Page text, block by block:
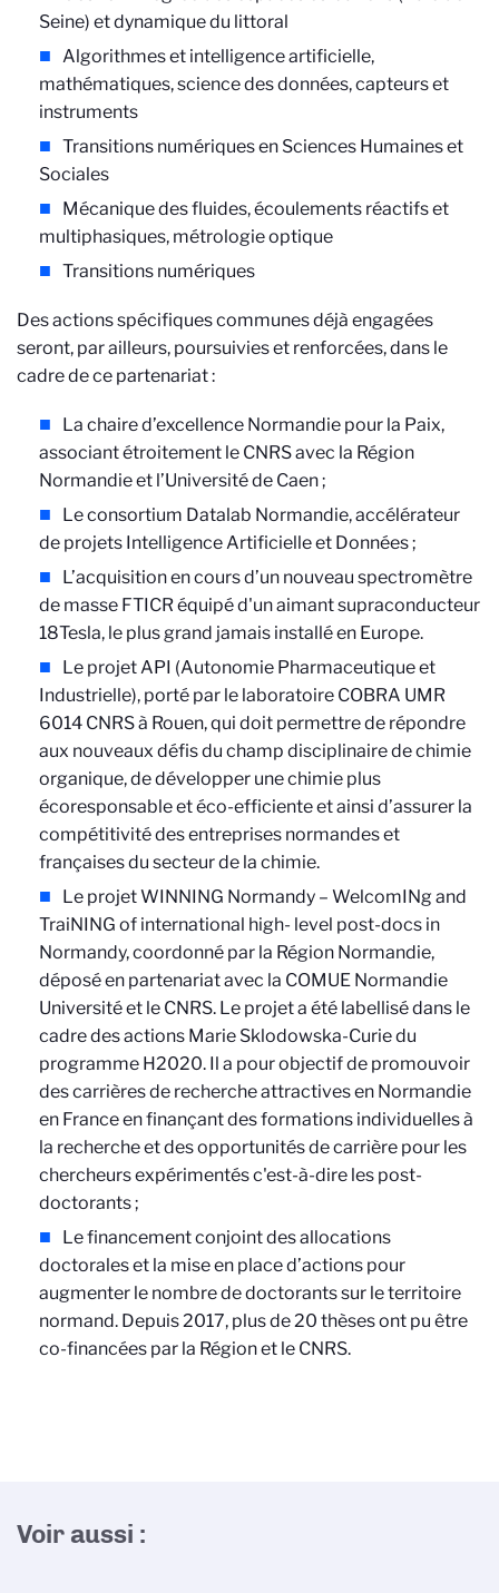
Seine) et dynamique du littoral
Algorithmes et intelligence artificielle,
mathématiques, science des données, capteurs et
instruments
Transitions numériques en Sciences Humaines et
Sociales
Mécanique des fluides, écoulements réactifs et
multiphasiques, métrologie optique
Transitions numériques
Des actions spécifiques communes déjà engagées
seront, par ailleurs, poursuivies et renforcées, dans le
cadre de ce partenariat :
La chaire d’excellence Normandie pour la Paix,
associant étroitement le CNRS avec la Région
Normandie et l’Université de Caen ;
Le consortium Datalab Normandie, accélérateur
de projets Intelligence Artificielle et Données ;
L’acquisition en cours d’un nouveau spectromètre
de masse FTICR équipé d'un aimant supraconducteur
18Tesla, le plus grand jamais installé en Europe.
Le projet API (Autonomie Pharmaceutique et
Industrielle), porté par le laboratoire COBRA UMR
6014 CNRS à Rouen, qui doit permettre de répondre
aux nouveaux défis du champ disciplinaire de chimie
organique, de développer une chimie plus
écoresponsable et éco-efficiente et ainsi d’assurer la
compétitivité des entreprises normandes et
françaises du secteur de la chimie.
Le projet WINNING Normandy – WelcomINg and
TraiNING of international high- level post-docs in
Normandy, coordonné par la Région Normandie,
déposé en partenariat avec la COMUE Normandie
Université et le CNRS. Le projet a été labellisé dans le
cadre des actions Marie Sklodowska-Curie du
programme H2020. Il a pour objectif de promouvoir
des carrières de recherche attractives en Normandie
en France en finançant des formations individuelles à
la recherche et des opportunités de carrière pour les
chercheurs expérimentés c'est-à-dire les post-
doctorants ;
Le financement conjoint des allocations
doctorales et la mise en place d’actions pour
augmenter le nombre de doctorants sur le territoire
normand. Depuis 2017, plus de 20 thèses ont pu être
co-financées par la Région et le CNRS.
Voir aussi :